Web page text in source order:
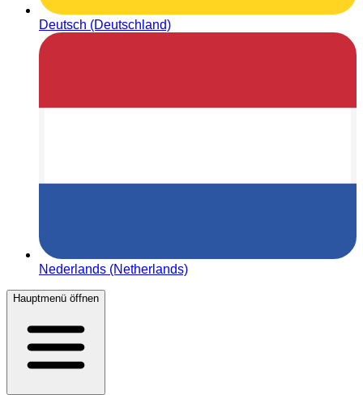
Deutsch (Deutschland)
Nederlands (Netherlands)
Hauptmenü öffnen